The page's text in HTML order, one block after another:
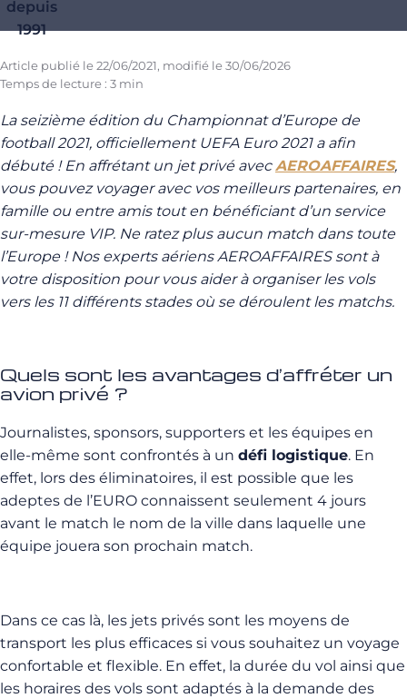
depuis
1991
Article publié le22/06/2021, modifié le30/06/2026
Temps de lecture : 3 min
La seizième édition du Championnat d’Europe de
football 2021, officiellement UEFA Euro 2021 a afin
débuté ! En affrétant un jet privé avecAEROAFFAIRES,
vous pouvez voyager avec vos meilleurs partenaires, en
famille ou entre amis tout en bénéficiant d’un service
sur-mesure VIP. Ne ratez plus aucun match dans toute
l’Europe ! Nos experts aériens AEROAFFAIRES sont à
votre disposition pour vous aider à organiser les vols
vers les 11 différents stades où se déroulent les matchs.
Quels sont les avantages d’affréter un
avion privé ?
Journalistes, sponsors, supporters et les équipes en
elle-même sont confrontés à un défi logistique. En
effet, lors des éliminatoires, il est possible que les
adeptes de l’EURO connaissent seulement 4 jours
avant le match le nom de la ville dans laquelle une
équipe jouera son prochain match.
Dans ce cas là, les jets privés sont les moyens de
transport les plus efficaces si vous souhaitez un voyage
confortable et flexible. En effet, la durée du vol ainsi que
les horaires des vols sont adaptés à la demande des